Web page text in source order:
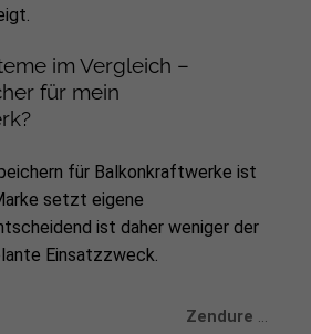
im Vergleich –
für mein
für Balkonkraftwerke ist
setzt eigene
ist daher weniger der
Einsatzzweck.
Zendure …